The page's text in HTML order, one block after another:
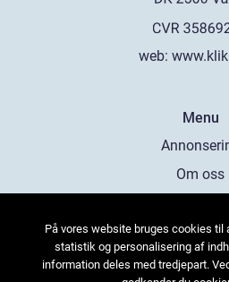
web:
Menu
Om oss
Kontakta
Sitemap
På vores website bruges cookies til
statistik og personalisering af
information deles med tredjepart.